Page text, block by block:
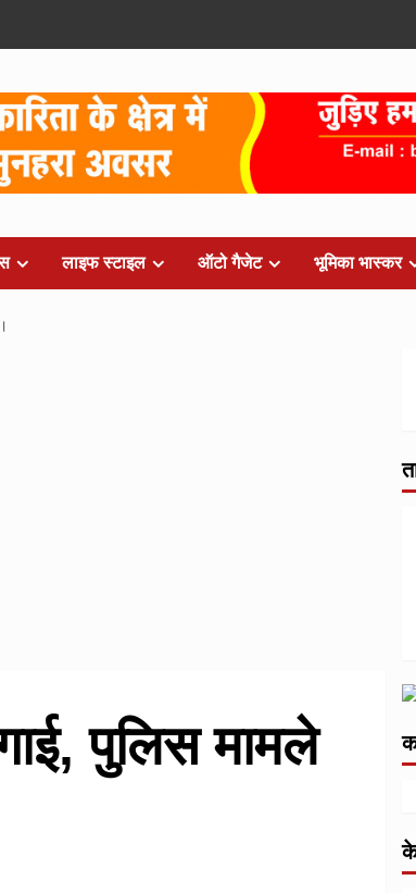
लाइफ स्टाइल ऑटो गैजेट भूमिका भास्कर
पुलिस मामले